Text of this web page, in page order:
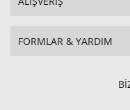
FORMLAR & YARDIM